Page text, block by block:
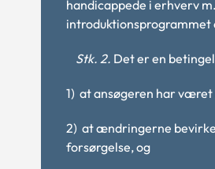
handicappede i erhverv
Stk. 2. Det er en
1) at ansøgeren har
2) at ændringerne
forsørgelse, og